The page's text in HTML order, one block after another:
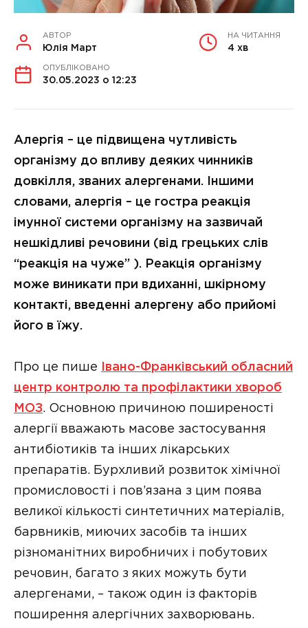
АВТОР
Юлія Март
НА ЧИТАННЯ
4 хв
ОПУБЛІКОВАНО
30.05.2023 о 12:23
Алергія – це підвищена чутливість
організму до впливу деяких чинників
довкілля, званих алергенами. Іншими
словами, алергія – це гостра реакція
імунної системи організму на зазвичай
нешкідливі речовини (від грецьких слів
“реакція на чуже” ). Реакція організму
може виникати при вдиханні, шкірному
контакті, введенні алергену або прийомі
його в їжу.
Про це пише
Івано-Франківський обласний
центр контролю та профілактики хвороб
МОЗ. Основною причиною поширеності
алергії вважають масове застосування
антибіотиків та інших лікарських
препаратів. Бурхливий розвиток хімічної
промисловості і пов’язана з цим поява
великої кількості синтетичних матеріалів,
барвників, миючих засобів та інших
різноманітних виробничих і побутових
речовин, багато з яких можуть бути
алергенами, – також один із факторів
поширення алергічних захворювань.